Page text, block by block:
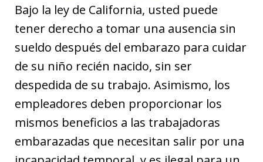
Bajo la ley de California, usted puede
tener derecho a tomar una ausencia sin
sueldo después del embarazo para cuidar
de su niño recién nacido, sin ser
despedida de su trabajo. Asimismo, los
empleadores deben proporcionar los
mismos beneficios a las trabajadoras
embarazadas que necesitan salir por una